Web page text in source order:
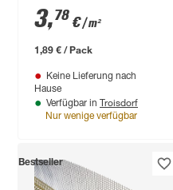
x 30 mm
3,78 €/ m²
1,89 € / Pack
Keine Lieferung nach
Hause
Verfügbar in Troisdorf
Nur wenige verfügbar
Bestseller